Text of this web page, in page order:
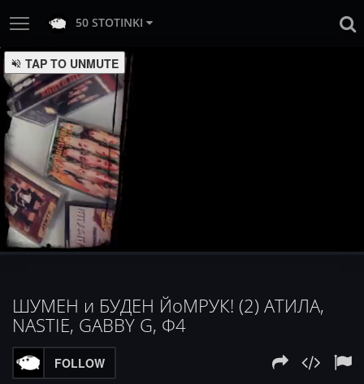
50 STOTINKI
TAP TO UNMUTE
Unmute Loaded:
0%
Progress:
0%
ШУМЕН и БУДЕН ЙоМРУК! (2) АТИЛА,
NASTIE, GABBY G, Ф4
FOLLOW